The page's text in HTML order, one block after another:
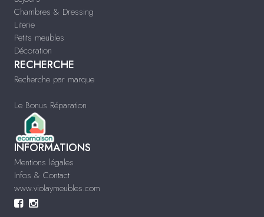
Chambres & Dressing
Literie
Petits meubles
Décoration
RECHERCHE
Recherche par marque
Le Bonus Réparation
INFORMATIONS
Mentions légales
Infos & Contact
www.violaymeubles.com